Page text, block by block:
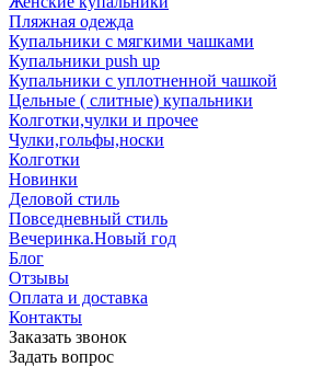
Пляжная одежда
Купальники с мягкими чашками
Купальники push up
Купальники с уплотненной чашкой
Цельные ( слитные) купальники
Колготки,чулки и прочее
Чулки,гольфы,носки
Колготки
Новинки
Деловой стиль
Повседневный стиль
Вечеринка.Новый год
Блог
Отзывы
Оплата и доставка
Контакты
Заказать звонок
Задать вопрос